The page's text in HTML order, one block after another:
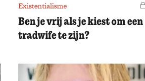
Existentialisme
Ben je vrij als je kiest om een
tradwife te zijn?